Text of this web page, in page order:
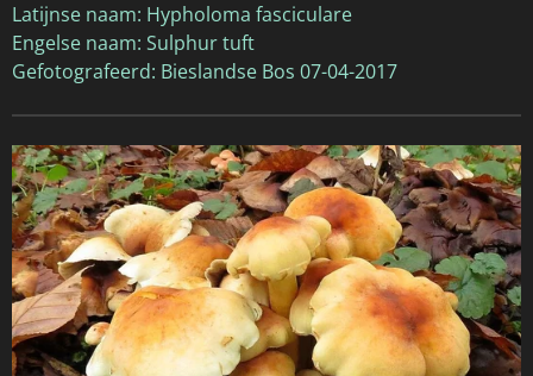
Latijnse naam: Hypholoma fasciculare
Engelse naam: Sulphur tuft
Gefotografeerd: Bieslandse Bos 07-04-2017